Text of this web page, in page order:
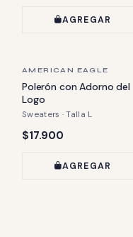
AGREGAR
ÚLTIMA PIEZA
AMERICAN EAGLE
Polerón con Adorno del
Logo
Sweaters · Talla L
Precio:
$17.900
AGREGAR